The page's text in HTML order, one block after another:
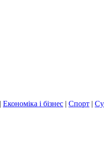
| Економіка і бізнес | Спорт |